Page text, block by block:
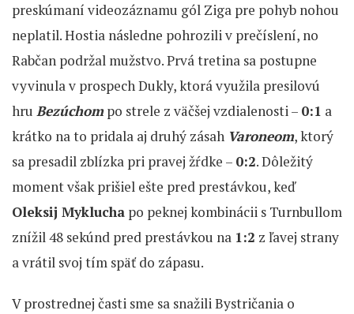
preskúmaní videozáznamu gól Ziga pre pohyb nohou
neplatil. Hostia následne pohrozili v prečíslení, no
Rabčan podržal mužstvo. Prvá tretina sa postupne
vyvinula v prospech Dukly, ktorá využila presilovú
hru Bezúchompo strele z väčšej vzdialenosti – 0:1 a
krátko na to pridala aj druhý zásah Varoneom, ktorý
sa presadil zblízka pri pravej žŕdke – 0:2. Dôležitý
moment však prišiel ešte pred prestávkou, keď
Oleksij Myklucha po peknej kombinácii s Turnbullom
znížil 48 sekúnd pred prestávkou na 1:2 z ľavej strany
a vrátil svoj tím späť do zápasu.
V prostrednej časti sme sa snažili Bystričania o